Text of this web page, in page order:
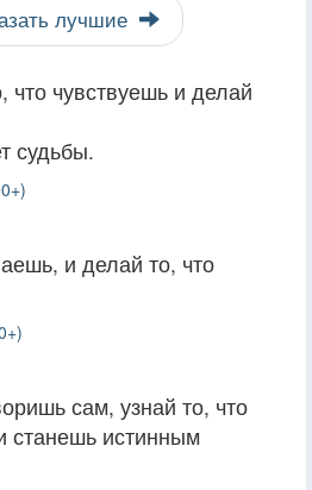
лучшие
что чувствуешь и делай
судьбы.
и делай то, что
сам, узнай то, что
станешь истинным